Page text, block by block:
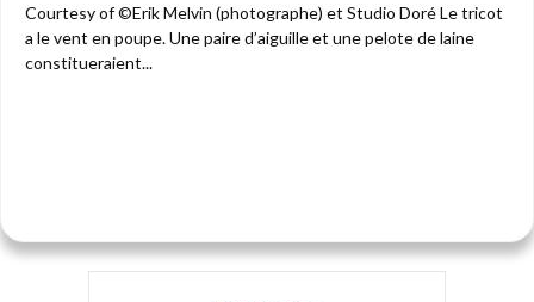
Courtesy of ©Erik Melvin (photographe) et Studio Doré Le tricot
a le vent en poupe. Une paire d’aiguille et une pelote de laine
constitueraient...